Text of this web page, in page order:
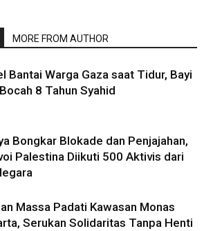
MORE FROM AUTHOR
Bantai Warga Gaza saat Tidur, Bayi
8 Tahun Syahid
Bongkar Blokade dan Penjajahan,
Palestina Diikuti 500 Aktivis dari
Massa Padati Kawasan Monas
Serukan Solidaritas Tanpa Henti